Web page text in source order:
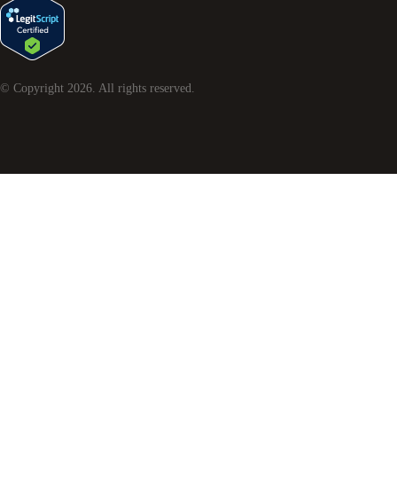
© Copyright 2026 . All rights reserved.